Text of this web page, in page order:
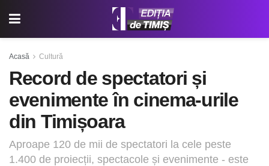
Acasă Cultură
Record de spectatori și
evenimente în cinema-urile
din Timișoara
Aproape 120 de mii de spectatori la cele peste
1.400 de proiecții, spectacole și evenimente - este